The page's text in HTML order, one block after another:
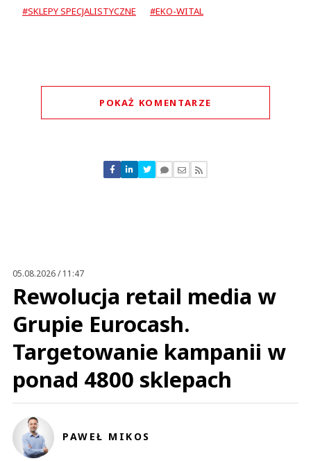
#SKLEPY SPECJALISTYCZNE
#EKO-WITAL
POKAŻ KOMENTARZE
Nie znaleziono komentarzy
Zostaw swoje komentarze
05.08.2026 / 11:47
Rewolucja retail media w
Grupie Eurocash.
Targetowanie kampanii w
ponad 4800 sklepach
PAWEŁ MIKOS